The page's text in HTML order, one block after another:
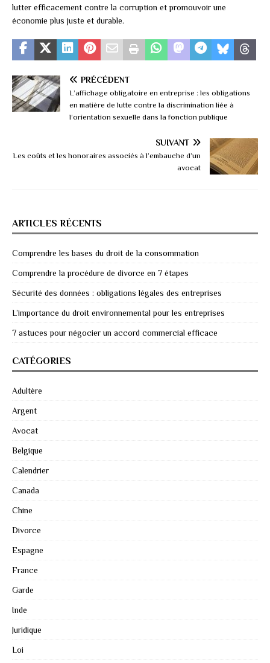
lutter efficacement contre la corruption et promouvoir une
économie plus juste et durable.
PRÉCÉDENT
L’affichage obligatoire en entreprise : les obligations
en matière de lutte contre la discrimination liée à
l’orientation sexuelle dans la fonction publique
SUIVANT
Les coûts et les honoraires associés à l’embauche d’un
avocat
ARTICLES RÉCENTS
Comprendre les bases du droit de la consommation
Comprendre la procédure de divorce en 7 étapes
Sécurité des données : obligations légales des entreprises
L’importance du droit environnemental pour les entreprises
7 astuces pour négocier un accord commercial efficace
CATÉGORIES
Adultère
Argent
Avocat
Belgique
Calendrier
Canada
Chine
Divorce
Espagne
France
Garde
Inde
Juridique
Loi